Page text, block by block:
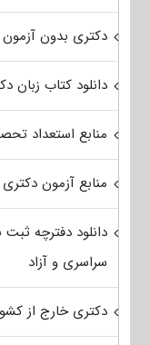
دکتری بدون
دانلود کتاب زبان
منابع استعداد
منابع آزمون دکتری
دانلود دفترچه ثبت
سراسری و آزاد
دکتری خارج از